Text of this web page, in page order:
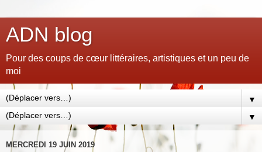
ADN blog
Pour des coups de cœur littéraires, artistiques et un peu de
moi
▼
▼
MERCREDI 19 JUIN 2019